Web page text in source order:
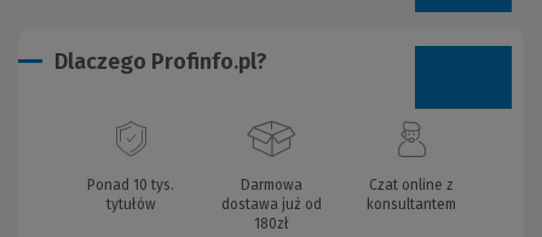
Dlaczego Profinfo.pl?
Ponad 10 tys.
tytułów
Darmowa
dostawa już od
180zł
Czat online z
konsultantem